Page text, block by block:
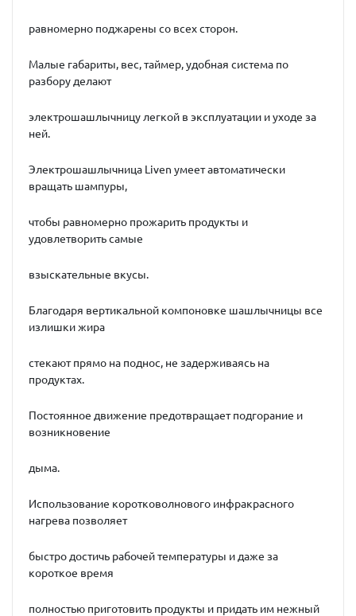
равномерно поджарены со всех сторон.
Малые габариты, вес, таймер, удобная система по
разбору делают
электрошашлычницу легкой в эксплуатации и уходе за
ней.
Электрошашлычница Liven умеет автоматически
вращать шампуры,
чтобы равномерно прожарить продукты и
удовлетворить самые
взыскательные вкусы.
Благодаря вертикальной компоновке шашлычницы все
излишки жира
стекают прямо на поднос, не задерживаясь на
продуктах.
Постоянное движение предотвращает подгорание и
возникновение
дыма.
Использование коротковолнового инфракрасного
нагрева позволяет
быстро достичь рабочей температуры и даже за
короткое время
полностью приготовить продукты и придать им нежный